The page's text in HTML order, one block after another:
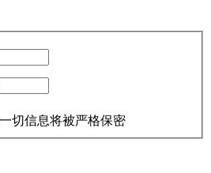
切信息将被严格保密